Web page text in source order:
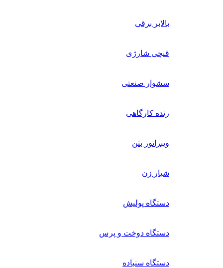
بالابر برقی
قیچی شارژی
سشوار صنعتی
رنده کارگاهی
ویبراتور بتن
شیار زن
دستگاه پولیش
دستگاه دوخت و پرس
دستگاه سنباده